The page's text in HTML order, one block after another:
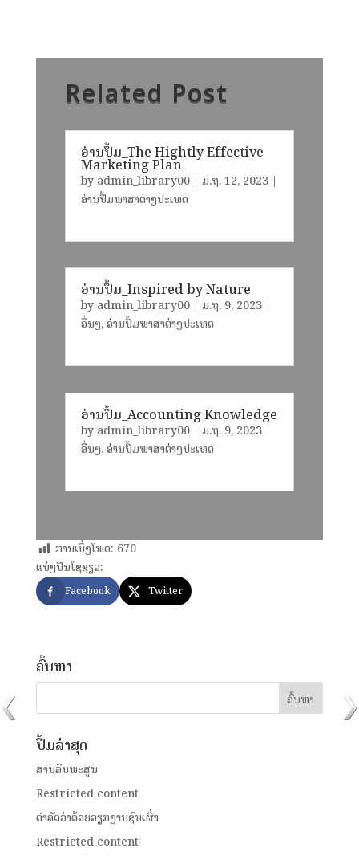
Related Post
ອ່ານປຶ້ມ_The Hightly Effective
Marketing Plan
by admin_library00| ມ.ຖ. 12, 2023|
ອ່ານປຶ້ມພາສາຕ່າງປະເທດ
ອ່ານປຶ້ມ_Inspired by Nature
by admin_library00| ມ.ຖ. 9, 2023|
ອື່ນໆ,ອ່ານປຶ້ມພາສາຕ່າງປະເທດ
ອ່ານປຶ້ມ_Accounting Knowledge
by admin_library00| ມ.ຖ. 9, 2023|
ອື່ນໆ,ອ່ານປຶ້ມພາສາຕ່າງປະເທດ
ການເບິ່ງໂພດ: 670
ແບ່ງປັນໂຊຊຽວ:
Facebook Twitter
ຄົ້ນຫາ
ປື້ມລ່າສຸດ
ສານລຶບພະສູນ
Restricted content
ດໍາລັດວ່າດ້ວຍວຽກງານຊົນເຜົ່າ
Restricted content